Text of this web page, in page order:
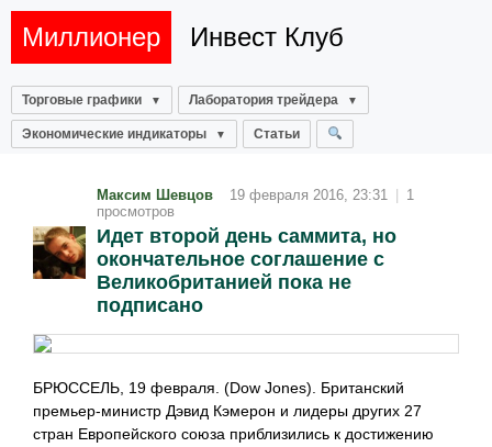
Миллионер Инвест Клуб
Торговые графики Лаборатория трейдера
Экономические индикаторы Статьи
Максим Шевцов 19 февраля 2016, 23:31
1
просмотров
Идет второй день саммита, но
окончательное соглашение с
Великобританией пока не
подписано
БРЮССЕЛЬ, 19 февраля. (Dow Jones). Британский
премьер-министр Дэвид Кэмерон и лидеры других 27
стран Европейского союза приблизились к достижению